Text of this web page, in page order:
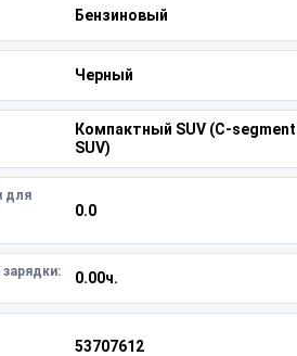
Бензиновый
Черный
Компактный SUV (C-segment
SUV)
для
0.0
0.00ч.
53707612